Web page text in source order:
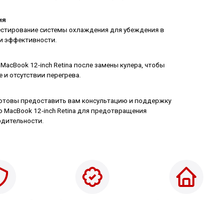
системы охлаждения для убеждения в
эффективности.
12-inch Retina после замены кулера, чтобы
отсутствии перегрева.
предоставить вам консультацию и поддержку
MacBook 12-inch Retina для предотвращения